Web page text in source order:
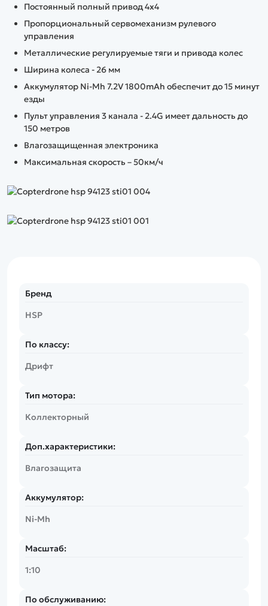
Постоянный полный привод 4x4
Пропорциональный сервомеханизм рулевого
управления
Металлические регулируемые тяги и привода колес
Ширина колеса - 26 мм
Аккумулятор Ni-Mh 7.2V 1800mAh обеспечит до 15 минут
езды
Пульт управления 3 канала - 2.4G имеет дальность до
150 метров
Влагозащищенная электроника
Максимальная скорость – 50км/ч
Бренд
HSP
По классу:
Дрифт
Тип мотора:
Коллекторный
Доп.характеристики:
Влагозащита
Аккумулятор:
Ni-Mh
Масштаб:
1:10
По обслуживанию: